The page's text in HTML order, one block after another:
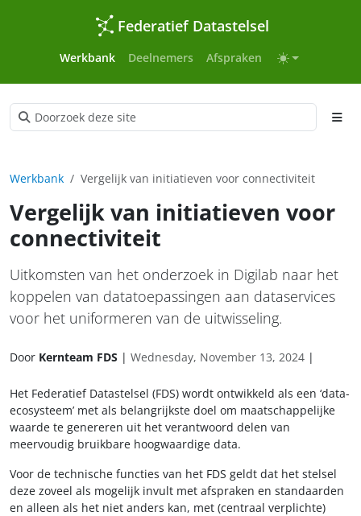
Federatief Datastelsel
Werkbank Deelnemers Afspraken
Werkbank Vergelijk van initiatieven voor connectiviteit
Vergelijk van initiatieven voor
connectiviteit
Uitkomsten van het onderzoek in Digilab naar het
koppelen van datatoepassingen aan dataservices
voor het uniformeren van de uitwisseling.
Door Kernteam FDS | Wednesday, November 13, 2024 |
Het Federatief Datastelsel (FDS) wordt ontwikkeld als een ‘data-
ecosysteem’ met als belangrijkste doel om maatschappelijke
waarde te genereren uit het verantwoord delen van
meervoudig bruikbare hoogwaardige data.
Voor de technische functies van het FDS geldt dat het stelsel
deze zoveel als mogelijk invult met afspraken en standaarden
en alleen als het niet anders kan, met (centraal verplichte)